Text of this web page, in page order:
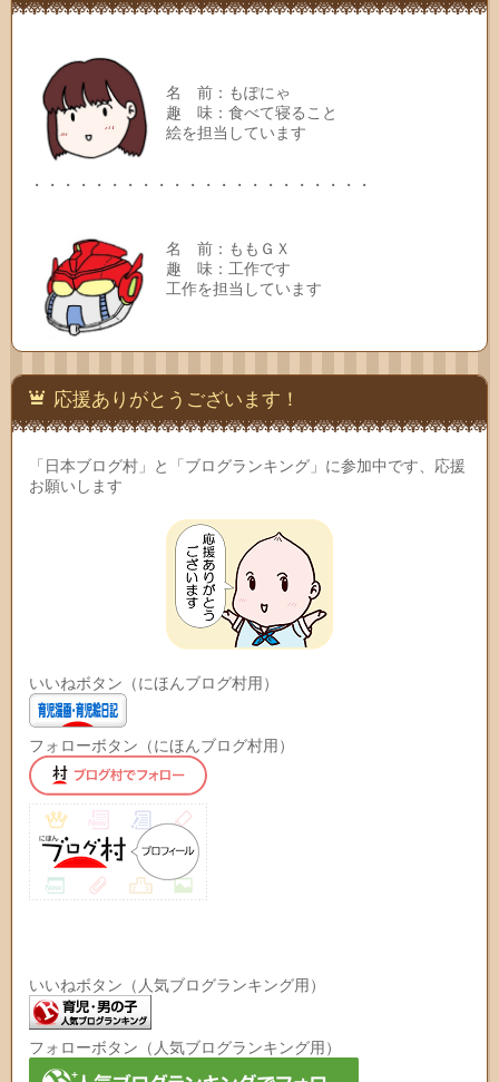
名 前：もぽにゃ
趣 味：食べて寝ること
絵を担当しています
・・・・・・・・・・・・・・・・・・・・・・
名 前：ももＧＸ
趣 味：工作です
工作を担当しています
応援ありがとうございます！
「日本ブログ村」と「ブログランキング」に参加中です、応援
お願いします
いいねボタン（にほんブログ村用）
フォローボタン（にほんブログ村用）
いいねボタン（人気ブログランキング用）
フォローボタン（人気ブログランキング用）